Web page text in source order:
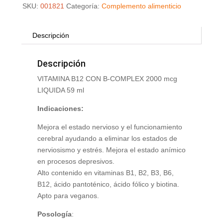
SKU: 001821 Categoría: Complemento alimenticio
Descripción
Descripción
VITAMINA B12 CON B-COMPLEX 2000 mcg
LIQUIDA 59 ml
Indicaciones:
Mejora el estado nervioso y el funcionamiento
cerebral ayudando a eliminar los estados de
nerviosismo y estrés. Mejora el estado anímico
en procesos depresivos.
Alto contenido en vitaminas B1, B2, B3, B6,
B12, ácido pantoténico, ácido fólico y biotina.
Apto para veganos.
Posología: